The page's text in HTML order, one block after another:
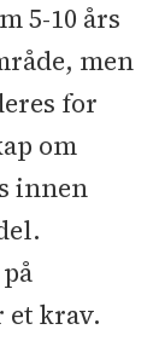
5-10 års
men
for
om
innen
et krav.